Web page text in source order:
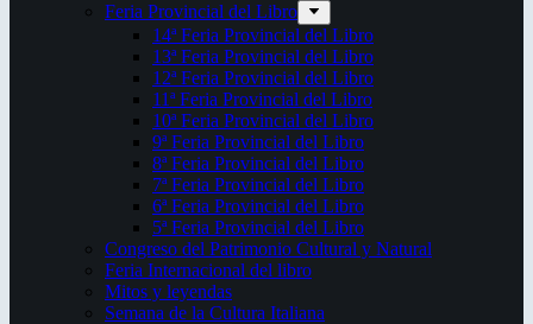
Feria Provincial del Libro
14ª Feria Provincial del Libro
13ª Feria Provincial del Libro
12ª Feria Provincial del Libro
11ª Feria Provincial del Libro
10ª Feria Provincial del Libro
9ª Feria Provincial del Libro
8ª Feria Provincial del Libro
7ª Feria Provincial del Libro
6ª Feria Provincial del Libro
5ª Feria Provincial del Libro
Congreso del Patrimonio Cultural y Natural
Feria Internacional del libro
Mitos y leyendas
Semana de la Cultura Italiana